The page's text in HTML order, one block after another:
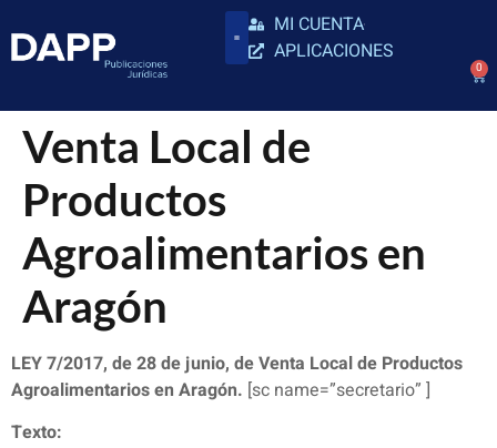
MI CUENTA
APLICACIONES
0
Venta Local de
Productos
Agroalimentarios en
Aragón
LEY 7/2017, de 28 de junio, de Venta Local de Productos
Agroalimentarios en Aragón. [sc name=”secretario” ]
Texto: